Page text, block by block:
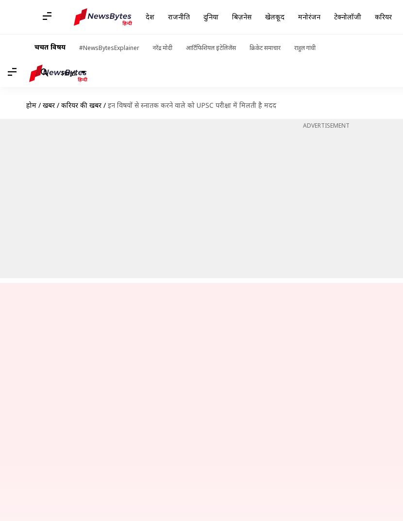
देश राजनीति दुनिया बिज़नेस खेलकूद मनोरंजन टेक्नोलॉजी करियर
चर्चित विषय #NewsBytesExplainer नरेंद्र मोदी आर्टिफिशियल इंटेलिजेंस क्रिकेट समाचार राहुल गांधी
Hindi
होम / खबरें / करियर की खबरें / इन विषयों से स्नातक करने वाले को UPSC परीक्षा में मिलती है मदद
ADVERTISEMENT